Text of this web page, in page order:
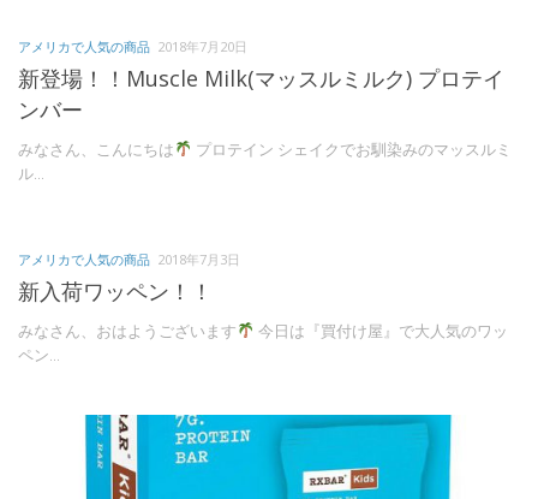
アメリカで人気の商品 2018年7月20日
新登場！！Muscle Milk(マッスルミルク) プロテイ
ンバー
みなさん、こんにちは
プロテイン シェイクでお馴染みのマッスルミ
ル...
アメリカで人気の商品 2018年7月3日
新入荷ワッペン！！
みなさん、おはようございます
今日は『買付け屋』で大人気のワッ
ペン...